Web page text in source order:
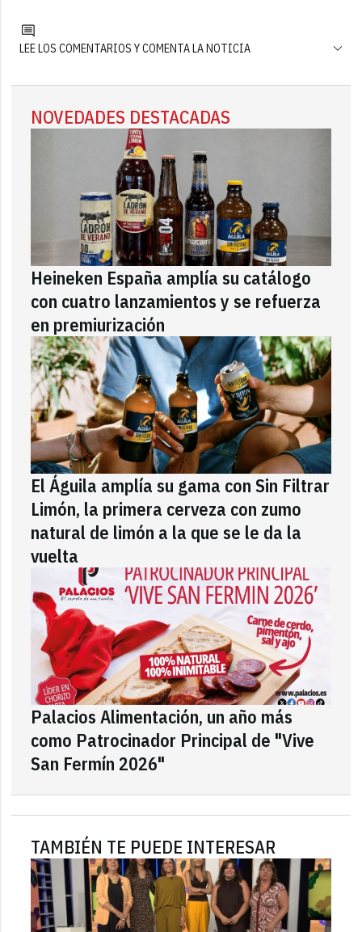
LEE LOS COMENTARIOS Y COMENTA LA NOTICIA
NOVEDADES DESTACADAS
Heineken España amplía su catálogo
con cuatro lanzamientos y se refuerza
en premiurización
El Águila amplía su gama con Sin Filtrar
Limón, la primera cerveza con zumo
natural de limón a la que se le da la
vuelta
Palacios Alimentación, un año más
como Patrocinador Principal de "Vive
San Fermín 2026"
TAMBIÉN TE PUEDE INTERESAR